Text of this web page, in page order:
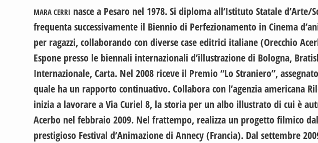
MARA CERRI nasce a Pesaro nel 1978. Si diploma all’Istituto Statale
frequenta successivamente il Biennio di Perfezionamento in Cinema
per ragazzi, collaborando con diverse case editrici italiane (Orecchio
Espone presso le biennali internazionali d’illustrazione di Bologna,
Internazionale, Carta. Nel 2008 riceve il Premio “Lo Straniero”,
quale ha un rapporto continuativo. Collabora con l’agenzia americana
inizia a lavorare a Via Curiel 8, la storia per un albo illustrato di cui è
Acerbo nel febbraio 2009. Nel frattempo, realizza un progetto filmico
prestigioso Festival d’Animazione di Annecy (Francia). Dal settembre